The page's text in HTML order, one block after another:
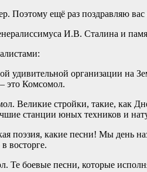
Поэтому ещё раз поздравляю
И.В. Сталина и
удивительной организации на
это Комсомол.
Великие стройки, такие, как
станции юных техников и
поэзия, какие песни! Мы день
восторге.
боевые песни, которые